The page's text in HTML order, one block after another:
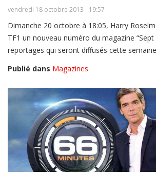
vendredi 18 octobre 2013 - 19:57
Dimanche 20 octobre à 18:05, Harry
TF1 un nouveau numéro du magazine “Sept
reportages qui seront diffusés cette
Publié dans Magazines